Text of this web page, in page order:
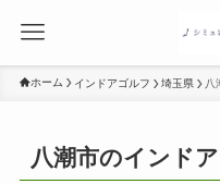
ホーム インドアゴルフ 埼玉県 八
八潮市のインド